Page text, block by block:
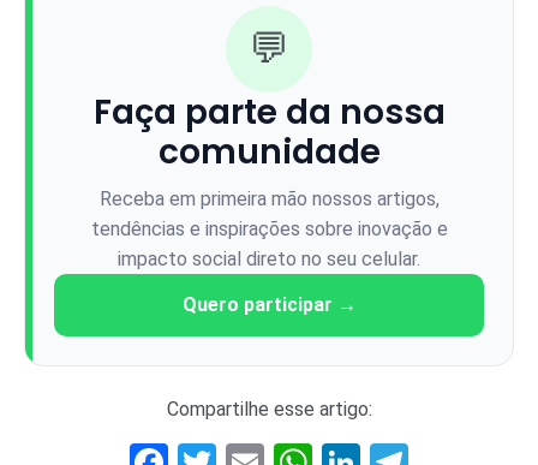
💬
Faça parte da nossa
comunidade
Receba em primeira mão nossos artigos,
tendências e inspirações sobre inovação e
impacto social direto no seu celular.
Quero participar →
Compartilhe esse artigo: